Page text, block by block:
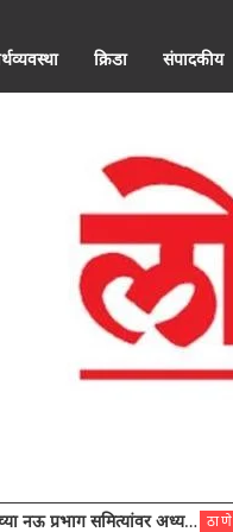
क्रिडा संपादकीय
प्रभाग समित्यांवर अध्यक्ष विराजमान ठाणे